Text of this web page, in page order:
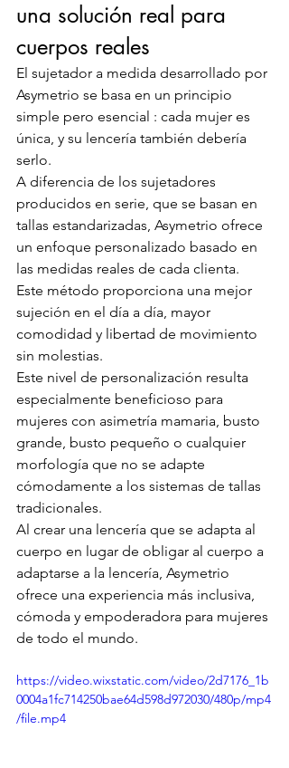
una solución real para
cuerpos reales
El sujetador a medida desarrollado por
Asymetrio se basa en un principio
simple pero esencial : cada mujer es
única, y su lencería también debería
serlo.
A diferencia de los sujetadores
producidos en serie, que se basan en
tallas estandarizadas, Asymetrio ofrece
un enfoque personalizado basado en
las medidas reales de cada clienta.
Este método proporciona una mejor
sujeción en el día a día, mayor
comodidad y libertad de movimiento
sin molestias.
Este nivel de personalización resulta
especialmente beneficioso para
mujeres con asimetría mamaria, busto
grande, busto pequeño o cualquier
morfología que no se adapte
cómodamente a los sistemas de tallas
tradicionales.
Al crear una lencería que se adapta al
cuerpo en lugar de obligar al cuerpo a
adaptarse a la lencería, Asymetrio
ofrece una experiencia más inclusiva,
cómoda y empoderadora para mujeres
de todo el mundo.
https://video.wixstatic.com/video/2d7176_1b
0004a1fc714250bae64d598d972030/480p/mp4
/file.mp4